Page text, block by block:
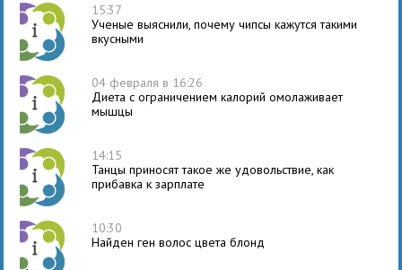
15:37
Ученые выяснили, почему чипсы кажутся такими
вкусными
04 февраля в 16:26
Диета с ограничением калорий омолаживает
мышцы
14:15
Танцы приносят такое же удовольствие, как
прибавка к зарплате
10:30
Найден ген волос цвета блонд